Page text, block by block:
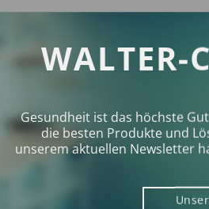
WALTER-
Gesundheit ist das höchste
die besten Produkte und
unserem aktuellen Newsletter